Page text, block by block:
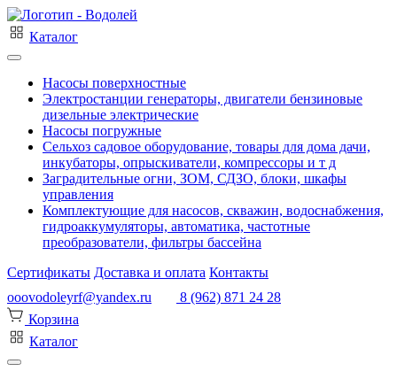
Каталог
Насосы поверхностные
Электростанции генераторы, двигатели бензиновые
дизельные электрические
Насосы погружные
Сельхоз садовое оборудование, товары для дома дачи,
инкубаторы, опрыскиватели, компрессоры и т д
Заградительные огни, ЗОМ, СДЗО, блоки, шкафы
управления
Комплектующие для насосов, скважин, водоснабжения,
гидроаккумуляторы, автоматика, частотные
преобразователи, фильтры бассейна
Сертификаты Доставка и оплата Контакты
ooovodoleyrf@yandex.ru
8 (962) 871 24 28
Корзина
Каталог